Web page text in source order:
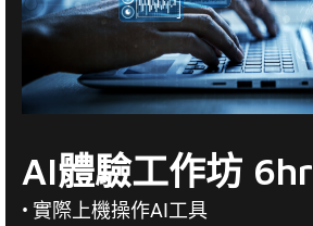
AI體驗工作坊 6hr
• 實際上機操作AI工具